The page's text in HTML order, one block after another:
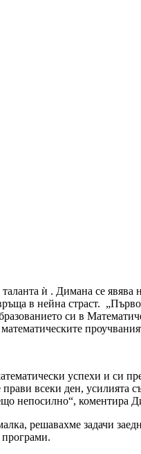
ѝ . Димана се явява
в нейна страст.
си в
успехи и си
всеки ден, усилията
непосилно“, коментира
решавахме задачи